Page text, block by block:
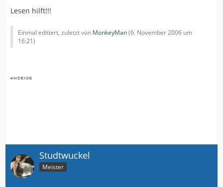
Lesen hilft!!!
Einmal editiert, zuletzt von MonkeyMan(6. November 2006 um
16:21)
Studtwuckel
Meister